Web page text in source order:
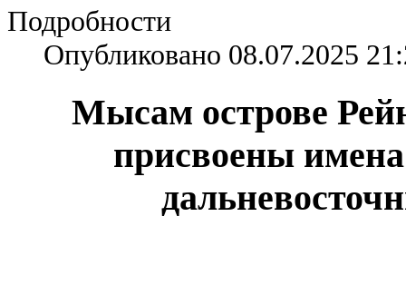
Подробности
Опубликовано 08.07.2025
Мысам острове
присвоены